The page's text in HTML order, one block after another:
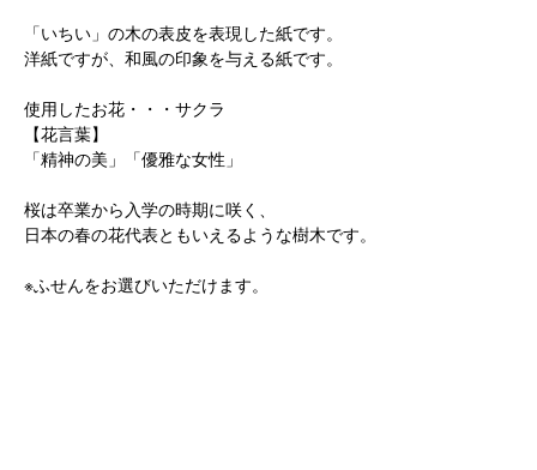
「いちい」の木の表皮を表現した紙です。
洋紙ですが、和風の印象を与える紙です。
使用したお花・・・サクラ
【花言葉】
「精神の美」「優雅な女性」
桜は卒業から入学の時期に咲く、
日本の春の花代表ともいえるような樹木です。
※ふせんをお選びいただけます。